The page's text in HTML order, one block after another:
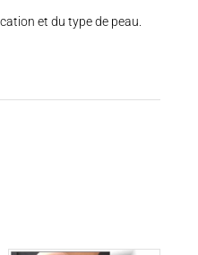
et du type de peau.